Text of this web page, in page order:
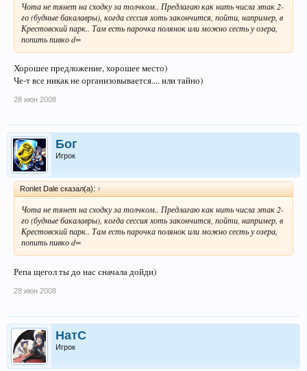
Чота не тянет на сходку за толчком.. Предлагаю как нить числа этак 2-
го (будные бакалавры), когда сессия хоть закончится, пойти, например, в
Крестовский парк.. Там есть парочка полянок или можно сесть у озера,
попить пивко d=
Хорошее предложение, хорошее место)
Че-т все никак не организовывается.... или тайно)
28 июн 2008
Бог
Игрок
Ronlet Dale сказал(а): ↑
Чота не тянет на сходку за толчком.. Предлагаю как нить числа этак 2-
го (будные бакалавры), когда сессия хоть закончится, пойти, например, в
Крестовский парк.. Там есть парочка полянок или можно сесть у озера,
попить пивко d=
Репа щегол ты до нас сначала дойди)
28 июн 2008
НатС
Игрок